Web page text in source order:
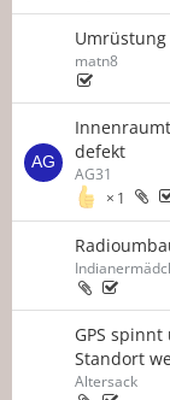
Umrüstung
matn8
defekt
1
AG31
GPS
Standort
Altersack